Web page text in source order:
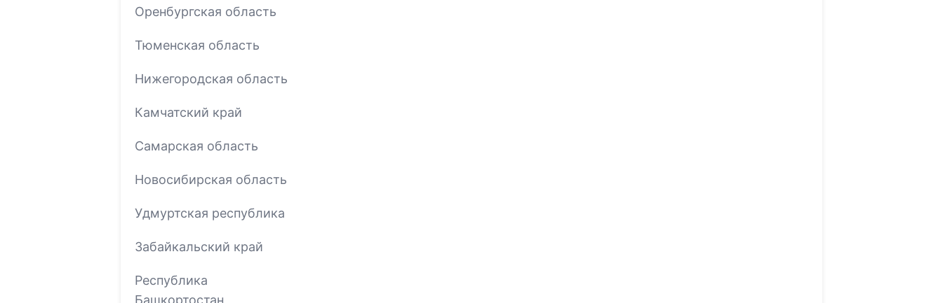
Оренбургская область
Тюменская область
Нижегородская область
Камчатский край
Самарская область
Новосибирская область
Удмуртская республика
Забайкальский край
Республика
Башкортостан